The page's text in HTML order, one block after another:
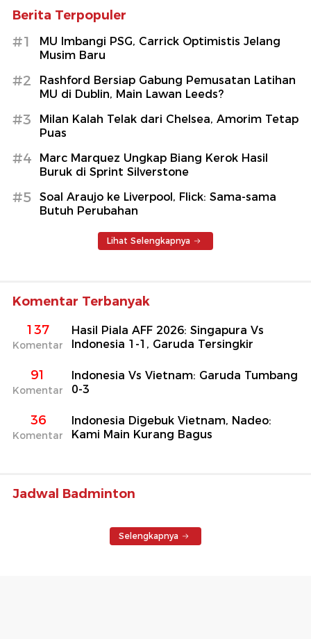
Berita Terpopuler
#1
MU Imbangi PSG, Carrick Optimistis Jelang
Musim Baru
#2
Rashford Bersiap Gabung Pemusatan Latihan
MU di Dublin, Main Lawan Leeds?
#3
Milan Kalah Telak dari Chelsea, Amorim Tetap
Puas
#4
Marc Marquez Ungkap Biang Kerok Hasil
Buruk di Sprint Silverstone
#5
Soal Araujo ke Liverpool, Flick: Sama-sama
Butuh Perubahan
Lihat Selengkapnya
Komentar Terbanyak
137
Komentar
Hasil Piala AFF 2026: Singapura Vs
Indonesia 1-1, Garuda Tersingkir
91
Komentar
Indonesia Vs Vietnam: Garuda Tumbang
0-3
36
Komentar
Indonesia Digebuk Vietnam, Nadeo:
Kami Main Kurang Bagus
Jadwal Badminton
Selengkapnya